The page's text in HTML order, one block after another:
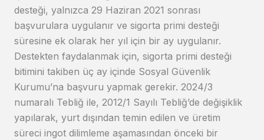
desteği, yalnızca 29 Haziran 2021 sonrası
başvurulara uygulanır ve sigorta primi desteği
süresine ek olarak her yıl için bir ay uygulanır.
Destekten faydalanmak için, sigorta primi desteği
bitimini takiben üç ay içinde Sosyal Güvenlik
Kurumu’na başvuru yapmak gerekir. 2024/3
numaralı Tebliğ ile, 2012/1 Sayılı Tebliğ’de değişiklik
yapılarak, yurt dışından temin edilen ve üretim
süreci ingot dilimleme aşamasından önceki bir